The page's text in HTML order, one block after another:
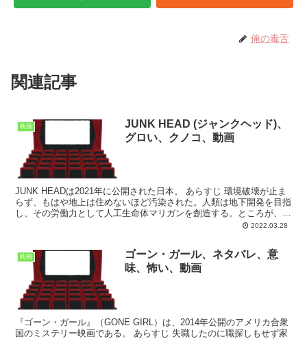
俺の毒舌
関連記事
映画
JUNK HEAD (ジャンクヘッド)、
グロい、クノコ、動画
JUNK HEADは2021年に公開された日本。 あらすじ 環境破壊が止ま
らず、もはや地上は住めないほど汚染された。人類は地下開発を目指
し、その労働力として人工生命体マリガンを創造する。ところが、自
2022.03.28
映画
ゴーン・ガール、ネタバレ、意
味、怖い、動画
『ゴーン・ガール』（GONE GIRL）は、2014年公開のアメリカ合衆
国のミステリー映画である。 あらすじ 失職したのに職探しもせず家